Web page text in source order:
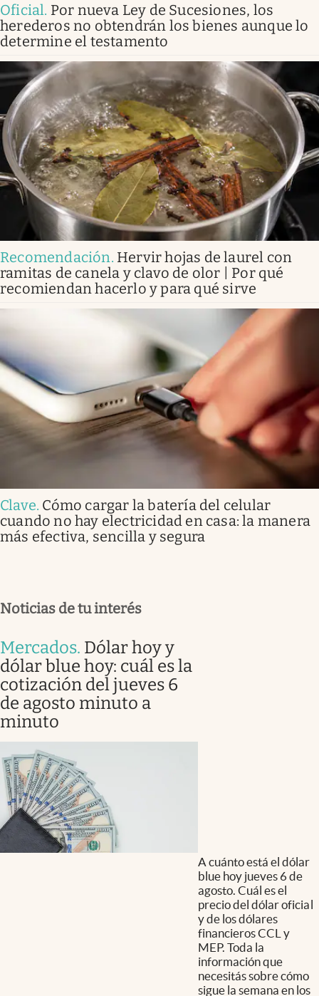
Oficial. Por nueva Ley de Sucesiones, los
herederos no obtendrán los bienes aunque lo
determine el testamento
Recomendación. Hervir hojas de laurel con
ramitas de canela y clavo de olor | Por qué
recomiendan hacerlo y para qué sirve
Clave. Cómo cargar la batería del celular
cuando no hay electricidad en casa: la manera
más efectiva, sencilla y segura
Noticias de tu interés
Mercados. Dólar hoy y
dólar blue hoy: cuál es la
cotización del jueves 6
de agosto minuto a
minuto
A cuánto está el dólar
blue hoy jueves 6 de
agosto. Cuál es el
precio del dólar oficial
y de los dólares
financieros CCL y
MEP. Toda la
información que
necesitás sobre cómo
sigue la semana en los